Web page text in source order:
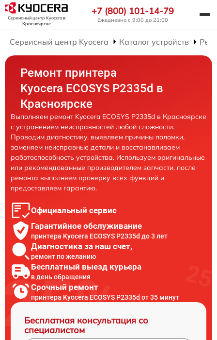
Сервисный центр Kyoceraв
Красноярске
+7 (800) 101-14-79
Ежедневно с 9:00 до 21:00
Сервисный центр Kyocera Каталог устройств
Ремонт принтера
Kyocera ECOSYS P2335d в
Красноярске
Выполняем ремонт Kyocera ECOSYS P2335d в Красноярске
с устранением неисправностей любой сложности.
Проводим диагностику, выявляем причины поломки,
заменяем неисправные детали и восстанавливаем
работоспособность устройства. Используем оригинальные
или рекомендованные производителем запчасти, после
ремонта выполняем проверку всех функций и
предоставляем гарантию.
Официальный сервис
Гарантийное обслуживание
принтера Kyocera ECOSYS P2335d до 3 лет
Диагностика за наш счет,
ремонт по желанию
Бесплатный выезд курьера
в день обращения
Срочный ремонт
принтера Kyocera ECOSYS P2335d от 35 минут
Бесплатная консультация со
специалистом